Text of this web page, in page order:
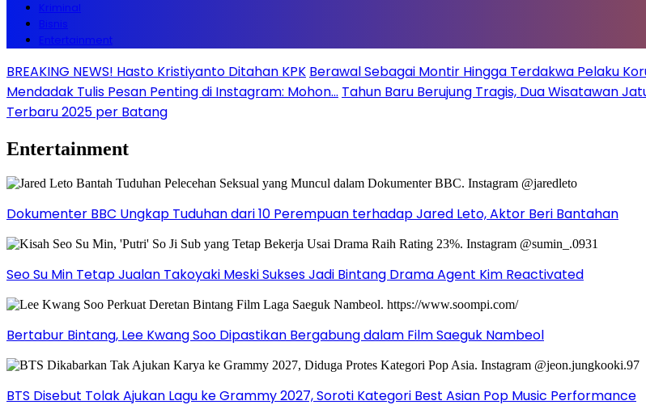
Kriminal
Bisnis
Entertainment
BREAKING NEWS! Hasto Kristiyanto Ditahan KPK Berawal Sebagai Montir Hingga Terdakwa Pelaku
Mendadak Tulis Pesan Penting di Instagram: Mohon… Tahun Baru Berujung Tragis, Dua Wisatawan
Terbaru 2025 per Batang
Entertainment
Dokumenter BBC Ungkap Tuduhan dari 10 Perempuan terhadap Jared Leto, Aktor Beri Bantahan
Seo Su Min Tetap Jualan Takoyaki Meski Sukses Jadi Bintang Drama Agent Kim Reactivated
Bertabur Bintang, Lee Kwang Soo Dipastikan Bergabung dalam Film Saeguk Nambeol
BTS Disebut Tolak Ajukan Lagu ke Grammy 2027, Soroti Kategori Best Asian Pop Music Performance